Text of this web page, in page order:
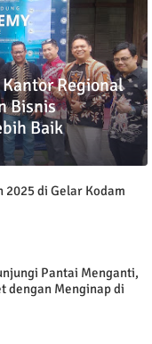
Regional
Bisnis
Baik
2025 di Gelar Kodam
Pantai Menganti,
dengan Menginap di